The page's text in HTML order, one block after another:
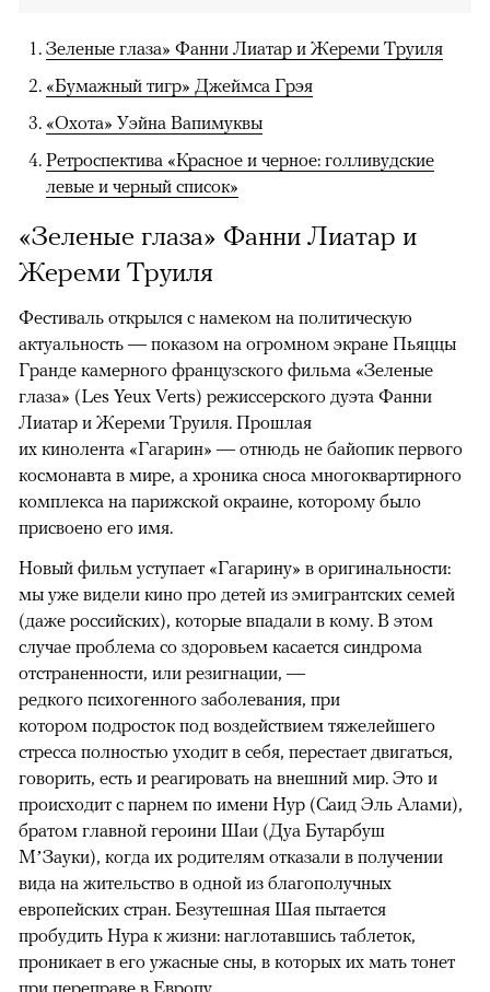
Зеленые глаза» Фанни Лиатар и Жереми Труиля
«Бумажный тигр» Джеймса Грэя
«Охота» Уэйна Вапимуквы
Ретроспектива «Красное и черное: голливудские
левые и черный список»
«Зеленые глаза» Фанни Лиатар и
Жереми Труиля
Фестиваль открылся с намеком на политическую
актуальность — показом на огромном экране Пьяццы
Гранде камерного французского фильма «Зеленые
глаза» (Les Yeux Verts) режиссерского дуэта Фанни
Лиатар и Жереми Труиля. Прошлая
их кинолента «Гагарин» — отнюдь не байопик первого
космонавта в мире, а хроника сноса многоквартирного
комплекса на парижской окраине, которому было
присвоено его имя.
Новый фильм уступает «Гагарину» в оригинальности:
мы уже видели кино про детей из эмигрантских семей
(даже российских), которые впадали в кому. В этом
случае проблема со здоровьем касается синдрома
отстраненности, или резигнации, —
редкого психогенного заболевания, при
котором подросток под воздействием тяжелейшего
стресса полностью уходит в себя, перестает двигаться,
говорить, есть и реагировать на внешний мир. Это и
происходит с парнем по имени Нур (Саид Эль Алами),
братом главной героини Шаи (Дуа Бутарбуш
М’Зауки), когда их родителям отказали в получении
вида на жительство в одной из благополучных
европейских стран. Безутешная Шая пытается
пробудить Нура к жизни: наглотавшись таблеток,
проникает в его ужасные сны, в которых их мать тонет
при переправе в Европу.